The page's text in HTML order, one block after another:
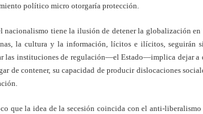
político micro otorgaría protección.
nacionalismo tiene la ilusión de detener la globalización
la cultura y la información, lícitos e ilícitos, seguirán
las instituciones de regulación—el Estado—implica dejar a
de contener, su capacidad de producir dislocaciones
que la idea de la secesión coincida con el anti-liberalismo